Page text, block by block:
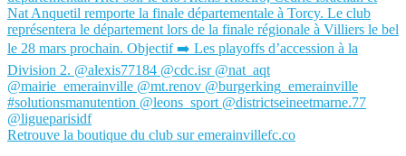
Retrouve la boutique du club sur emerainvillefc.co